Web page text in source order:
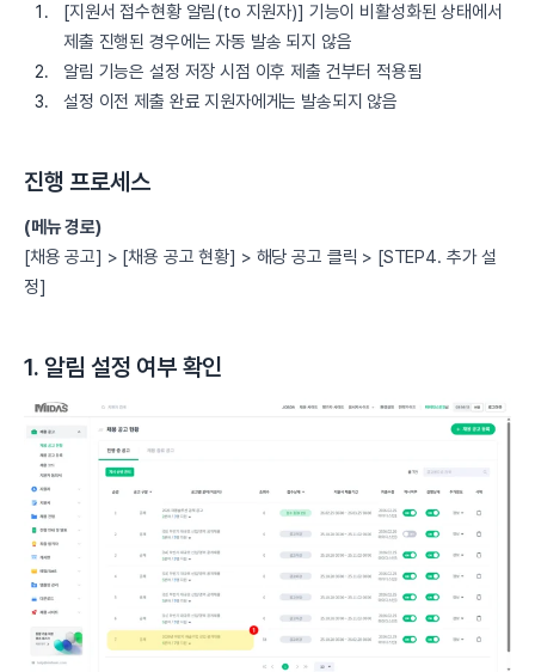
[지원서 접수현황 알림(to 지원자)] 기능이 비활성화된 상태에서
제출 진행된 경우에는 자동 발송 되지 않음
알림 기능은 설정 저장 시점 이후 제출 건부터 적용됨
설정 이전 제출 완료 지원자에게는 발송되지 않음
진행 프로세스
(메뉴 경로)
[채용 공고] > [채용 공고 현황] > 해당 공고 클릭 > [STEP4. 추가 설
정]
1. 알림 설정 여부 확인